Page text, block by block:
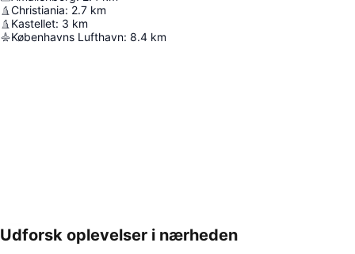
Christiania: 2.7 km
Kastellet: 3 km
Københavns Lufthavn: 8.4 km
Udvid kort
Udforsk oplevelser i nærheden